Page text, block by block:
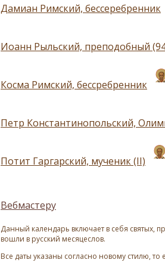
Дамиан Римский, бессеребренник
Иоанн Рыльский, преподобный
Косма Римский, бессребренник
Петр Константинопольский,
Потит Гаргарский, мученик (II)
Вебмастеру
Данный календарь включает в себя святых,
вошли в русский месяцеслов.
Все даты указаны согласно новому стилю,